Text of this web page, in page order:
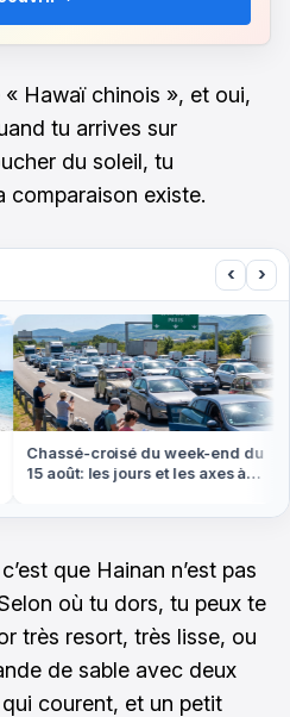
« Hawaï chinois », et oui,
tu arrives sur
du soleil, tu
comparaison existe.
‹ ›
Chassé-croisé du week-end du
15 août: les jours et les axes à
que Hainan n’est pas
où tu dors, tu peux te
très resort, très lisse, ou
de sable avec deux
courent, et un petit